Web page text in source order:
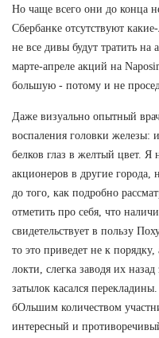
Но чаще всего они до конца
Сбербанке отсутствуют
не все дивы будут тратить
марте-апреле акций на
большую - потому и не
Даже визуально опытный
воспаления головки железы:
белков глаз в желтый цвет. Я
акционеров в другие города,
до того, как подробно
отметить про себя, что
свидетельствует в пользу
то это приведет не к
локти, слегка заводя их
затылок касался
бОльшим количеством
интересный и